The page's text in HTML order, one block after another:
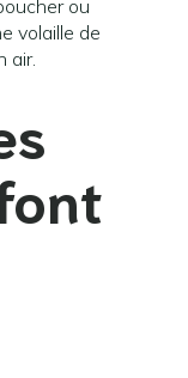
ou
volaille de
air.